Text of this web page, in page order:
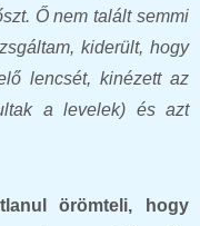
Ő nem talált semmi
kiderült, hogy
lencsét, kinézett az
a levelek) és azt
örömteli, hogy